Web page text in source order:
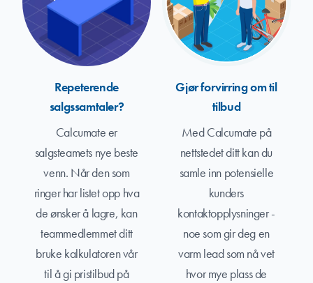
Repeterende
salgssamtaler?
Calcumate er
salgsteamets nye beste
venn. Når den som
ringer har listet opp hva
de ønsker å lagre, kan
teammedlemmet ditt
bruke kalkulatoren vår
til å gi pristilbud på
Gjør forvirring om til
tilbud
Med Calcumate på
nettstedet ditt kan du
samle inn potensielle
kunders
kontaktopplysninger -
noe som gir deg en
varm lead som nå vet
hvor mye plass de